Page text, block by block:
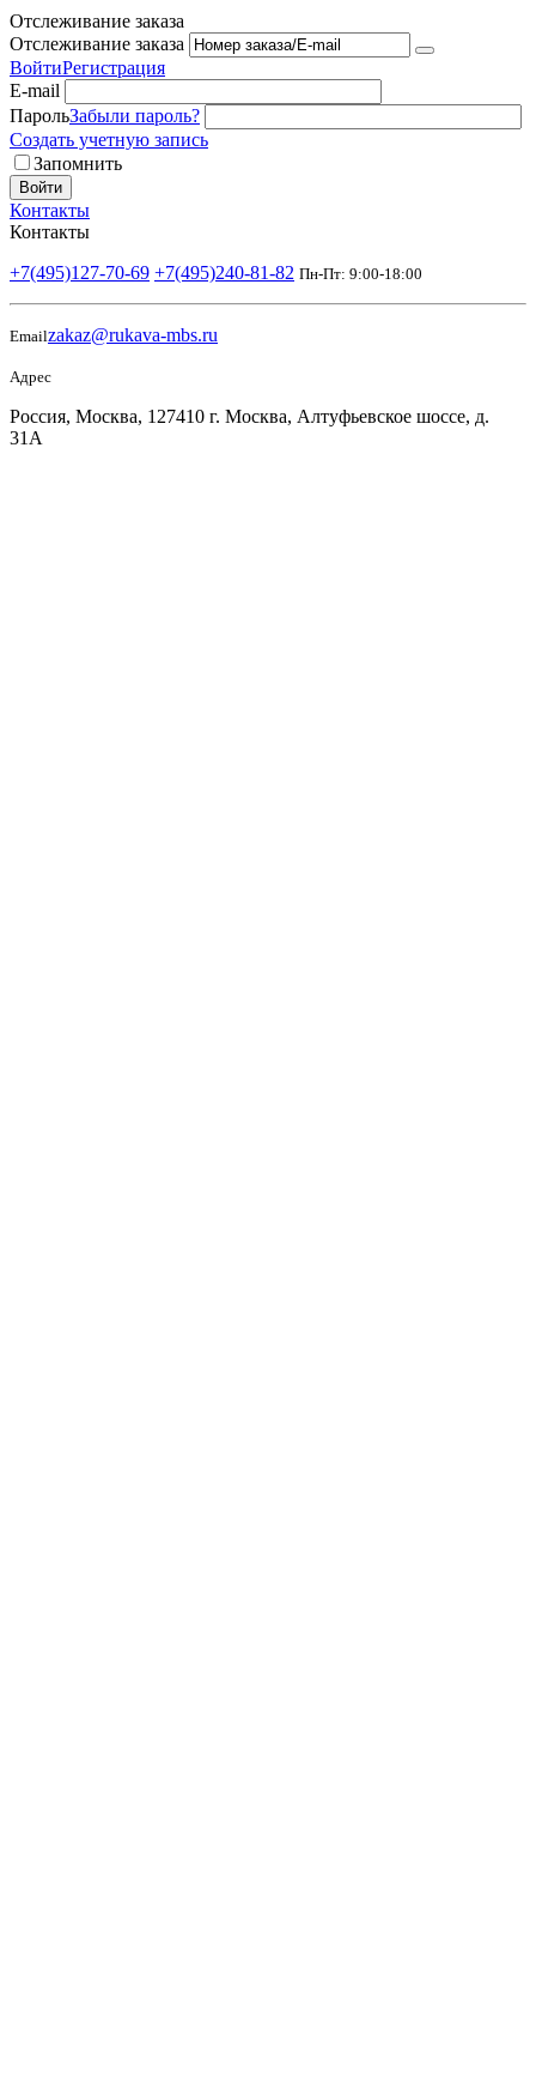
Отслеживание заказа
Отслеживание заказа
ВойтиРегистрация
E-mail
ПарольЗабыли пароль?
Создать учетную запись
Запомнить
Войти
Контакты
Контакты
+7(495)127-70-69 +7(495)240-81-82 Пн-Пт: 9:00-18:00
Emailzakaz@rukava-mbs.ru
Адрес
Россия, Москва, 127410 г. Москва, Алтуфьевское шоссе, д.
31А